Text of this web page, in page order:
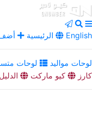
الرئيسية English
لوحات مواليد لوحات
كارز
كيو ماركت